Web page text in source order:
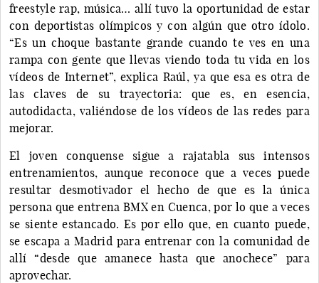
freestyle rap, música… allí tuvo la oportunidad de estar
con deportistas olímpicos y con algún que otro ídolo.
“Es un choque bastante grande cuando te ves en una
rampa con gente que llevas viendo toda tu vida en los
vídeos de Internet”, explica Raúl, ya que esa es otra de
las claves de su trayectoria: que es, en esencia,
autodidacta, valiéndose de los vídeos de las redes para
mejorar.
El joven conquense sigue a rajatabla sus intensos
entrenamientos, aunque reconoce que a veces puede
resultar desmotivador el hecho de que es la única
persona que entrena BMX en Cuenca, por lo que a veces
se siente estancado. Es por ello que, en cuanto puede,
se escapa a Madrid para entrenar con la comunidad de
allí “desde que amanece hasta que anochece” para
aprovechar.